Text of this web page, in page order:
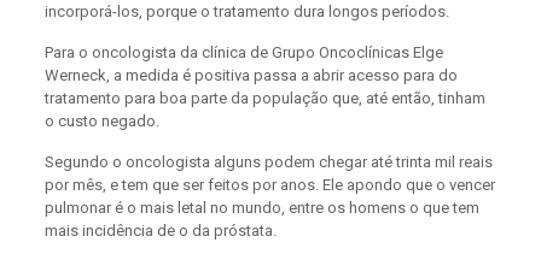
incorporá-los, porque o tratamento dura longos períodos.
Para o oncologista da clínica de Grupo Oncoclínicas Elge
Werneck, a medida é positiva passa a abrir acesso para do
tratamento para boa parte da população que, até então, tinham
o custo negado.
Segundo o oncologista alguns podem chegar até trinta mil reais
por mês, e tem que ser feitos por anos. Ele apondo que o vencer
pulmonar é o mais letal no mundo, entre os homens o que tem
mais incidência de o da próstata.